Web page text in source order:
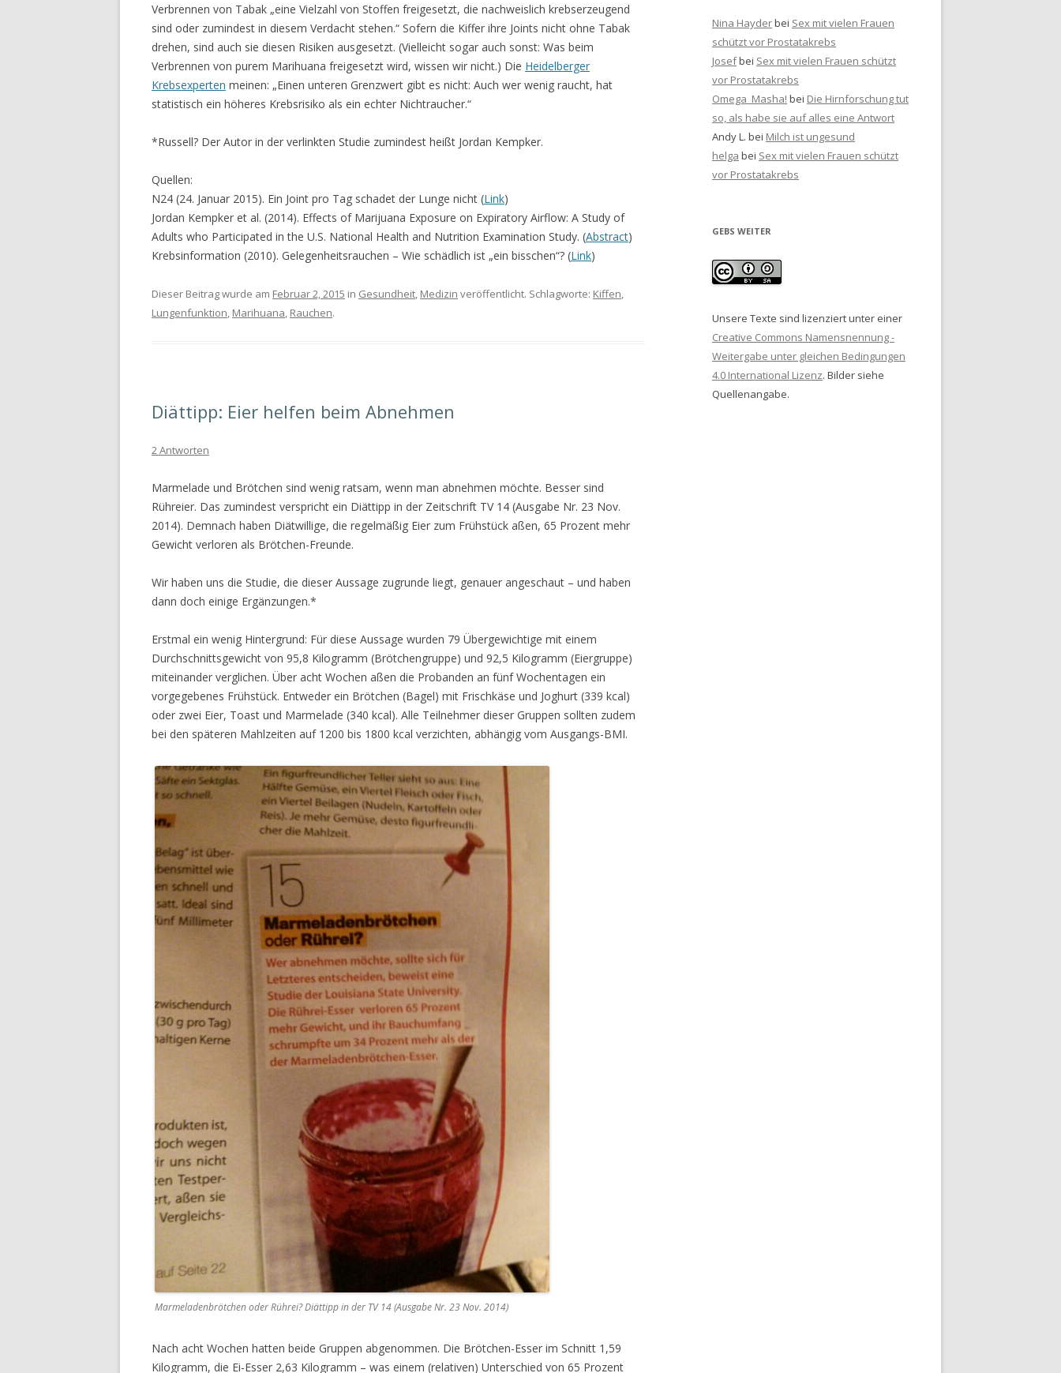
Verbrennen von Tabak „eine Vielzahl von Stoffen freigesetzt, die nachweislich krebserzeugend
sind oder zumindest in diesem Verdacht stehen.“ Sofern die Kiffer ihre Joints nicht ohne Tabak
drehen, sind auch sie diesen Risiken ausgesetzt. (Vielleicht sogar auch sonst: Was beim
Verbrennen von purem Marihuana freigesetzt wird, wissen wir nicht.) Die Heidelberger
Krebsexperten meinen: „Einen unteren Grenzwert gibt es nicht: Auch wer wenig raucht, hat
statistisch ein höheres Krebsrisiko als ein echter Nichtraucher.“
*Russell? Der Autor in der verlinkten Studie zumindest heißt Jordan Kempker.
Quellen:
N24 (24. Januar 2015). Ein Joint pro Tag schadet der Lunge nicht (Link)
Jordan Kempker et al. (2014). Effects of Marijuana Exposure on Expiratory Airflow: A Study of
Adults who Participated in the U.S. National Health and Nutrition Examination Study. (Abstract)
Krebsinformation (2010). Gelegenheitsrauchen – Wie schädlich ist „ein bisschen“? (Link)
Dieser Beitrag wurde am Februar 2, 2015 in Gesundheit Medizin veröffentlicht. Schlagworte: Kiffen
Lungenfunktion Marihuana Rauchen.
Diättipp: Eier helfen beim Abnehmen
2 Antworten
Marmelade und Brötchen sind wenig ratsam, wenn man abnehmen möchte. Besser sind
Rühreier. Das zumindest verspricht ein Diättipp in der Zeitschrift TV 14 (Ausgabe Nr. 23 Nov.
2014). Demnach haben Diätwillige, die regelmäßig Eier zum Frühstück aßen, 65 Prozent mehr
Gewicht verloren als Brötchen-Freunde.
Wir haben uns die Studie, die dieser Aussage zugrunde liegt, genauer angeschaut – und haben
dann doch einige Ergänzungen.*
Erstmal ein wenig Hintergrund: Für diese Aussage wurden 79 Übergewichtige mit einem
Durchschnittsgewicht von 95,8 Kilogramm (Brötchengruppe) und 92,5 Kilogramm (Eiergruppe)
miteinander verglichen. Über acht Wochen aßen die Probanden an fünf Wochentagen ein
vorgegebenes Frühstück. Entweder ein Brötchen (Bagel) mit Frischkäse und Joghurt (339 kcal)
oder zwei Eier, Toast und Marmelade (340 kcal). Alle Teilnehmer dieser Gruppen sollten zudem
bei den späteren Mahlzeiten auf 1200 bis 1800 kcal verzichten, abhängig vom Ausgangs-BMI.
Marmeladenbrötchen oder Rührei? Diättipp in der TV 14 (Ausgabe Nr. 23 Nov. 2014)
Nach acht Wochen hatten beide Gruppen abgenommen. Die Brötchen-Esser im Schnitt 1,59
Kilogramm, die Ei-Esser 2,63 Kilogramm – was einem (relativen) Unterschied von 65 Prozent
Nina Hayderbei Sex mit vielen Frauen
schützt vor Prostatakrebs
Josefbei Sex mit vielen Frauen schützt
vor Prostatakrebs
Omega_Masha! bei Die Hirnforschung tut
so, als habe sie auf alles eine Antwort
Andy L. bei Milch ist ungesund
helga bei Sex mit vielen Frauen schützt
vor Prostatakrebs
GEBS WEITER
Unsere Texte sind lizenziert unter einer
Creative Commons Namensnennung -
Weitergabe unter gleichen Bedingungen
4.0 International Lizenz. Bilder siehe
Quellenangabe.